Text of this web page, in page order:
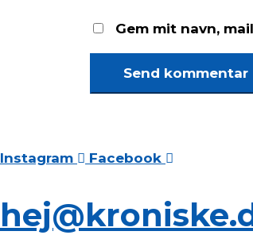
Gem mit navn,
Instagram Facebook